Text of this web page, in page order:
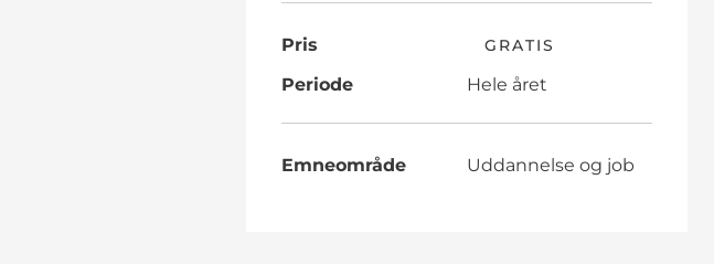
Pris GRATIS
Periode Hele året
Emneområde Uddannelse og job